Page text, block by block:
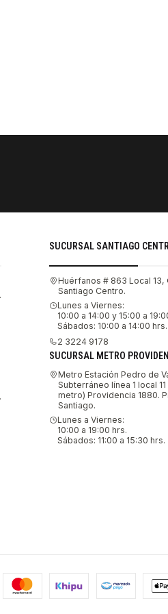
SUCURSAL SANTIAGO
Huérfanos # 863 Local 13,
Santiago Centro.
Lunes a Viernes:
10:00 a 14:00 y 15:00 a
Sábados: 10:00 a 14:00 hrs.
2 3224 9178
SUCURSAL METRO
Metro Estación Pedro de
Subterráneo línea 1 local
metro) Providencia 1880.
Santiago.
Lunes a Viernes:
10:00 a 19:00 hrs.
Sábados: 11:00 a 15:30 hrs.